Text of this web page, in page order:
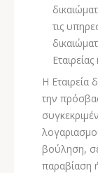
τις
Η Εταιρεία
την
βούληση,
παραβίαση